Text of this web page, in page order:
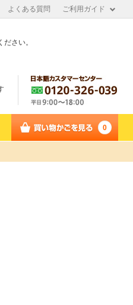
よくある質問 ご利用ガイド
さい。
0